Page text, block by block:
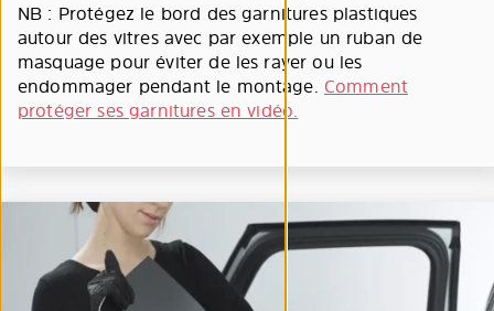
NB : Protégez le bord des garnitures plastiques
autour des vitres avec par exemple un ruban de
masquage pour éviter de les rayer ou les
endommager pendant le montage. Comment
protéger ses garnitures en vidéo.